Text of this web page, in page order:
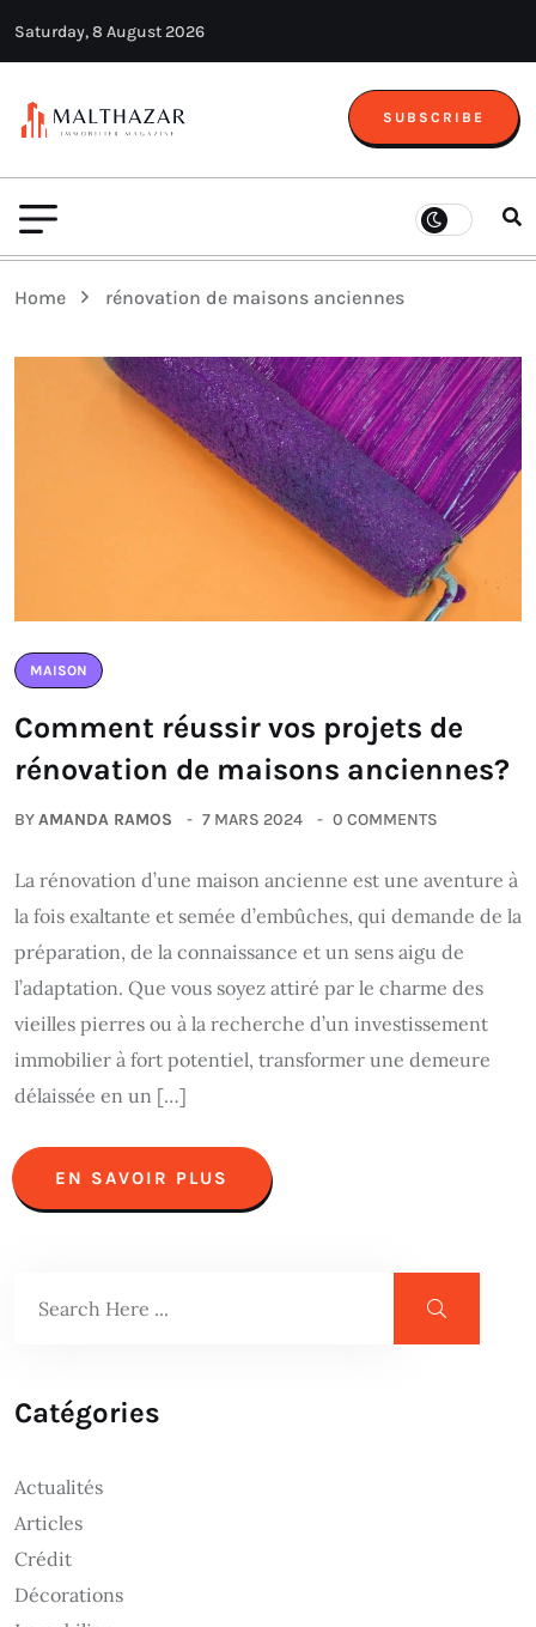
Saturday, 8 August 2026
SUBSCRIBE
Home rénovation de maisons anciennes
MAISON
Comment réussir vos projets de
rénovation de maisons anciennes?
BYAMANDA RAMOS 7 MARS 2024 0 COMMENTS
La rénovation d’une maison ancienne est une aventure à
la fois exaltante et semée d’embûches, qui demande de la
préparation, de la connaissance et un sens aigu de
l’adaptation. Que vous soyez attiré par le charme des
vieilles pierres ou à la recherche d’un investissement
immobilier à fort potentiel, transformer une demeure
délaissée en un […]
EN SAVOIR PLUS
Catégories
Actualités
Articles
Crédit
Décorations